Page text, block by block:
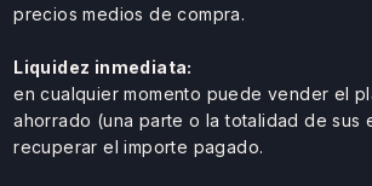
precios medios de compra.
Liquidez inmediata:
en cualquier momento puede vender el
ahorrado (una parte o la totalidad de sus
recuperar el importe pagado.